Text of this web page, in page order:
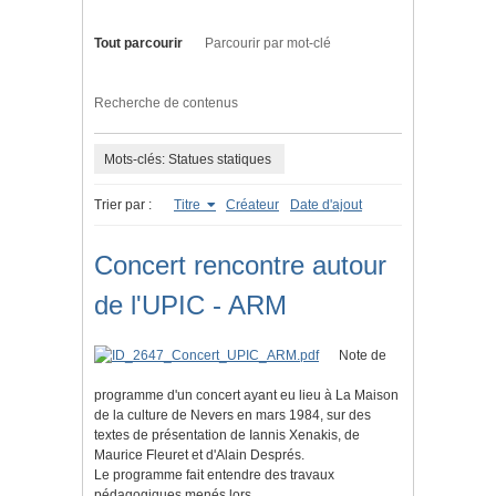
Tout parcourir Parcourir par mot-clé
Recherche de contenus
Mots-clés: Statues statiques
Trier par : Titre Créateur Date d'ajout
Concert rencontre autour
de l'UPIC - ARM
Note de
programme d'un concert ayant eu lieu à La Maison
de la culture de Nevers en mars 1984, sur des
textes de présentation de Iannis Xenakis, de
Maurice Fleuret et d'Alain Després.
Le programme fait entendre des travaux